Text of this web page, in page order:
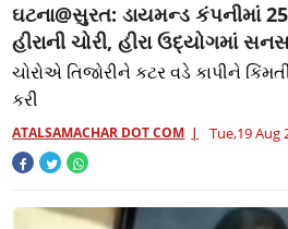
ઘટના@સુરત: ડાયમન્ડ કંપનીમાં
હીરાની ચોરી, હીરા ઉદ્યોગમાં
ચોરોએ તિજોરીને કટર વડે કાપીને
કરી
ATALSAMACHAR DOT COM Tue,19 Aug